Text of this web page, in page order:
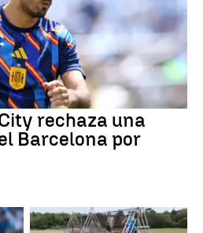
rechaza una
Barcelona por